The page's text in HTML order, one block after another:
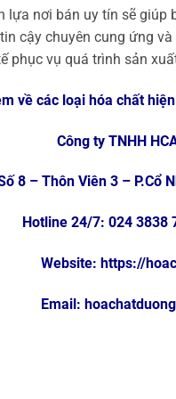
lựa nơi bán uy tín sẽ
cậy chuyên cung ứng
phục vụ quá trình sản
về các loại hóa chất
Công ty TNHH
8 – Thôn Viên 3 – P.Cổ
Hotline 24/7: 024 3838
Website: https://
Email: